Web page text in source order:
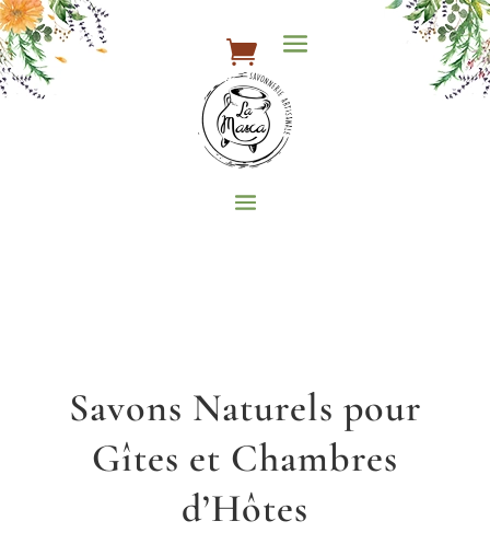
Savons Naturels pour
Gîtes et Chambres
d’Hôtes